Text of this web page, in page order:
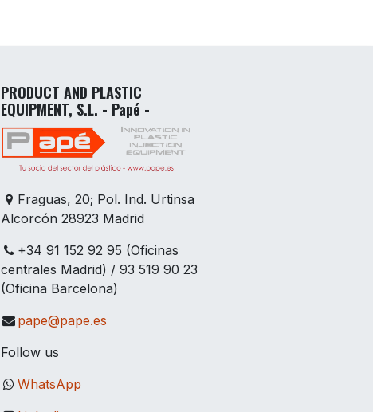
PRODUCT AND PLASTIC
EQUIPMENT, S.L. - Papé -
Fraguas, 20; Pol. Ind. Urtinsa
Alcorcón 28923 Madrid
+34 91 152 92 95 (Oficinas
centrales Madrid) / 93 519 90 23
(Oficina Barcelona)
pape@pape.es
Follow us
WhatsApp